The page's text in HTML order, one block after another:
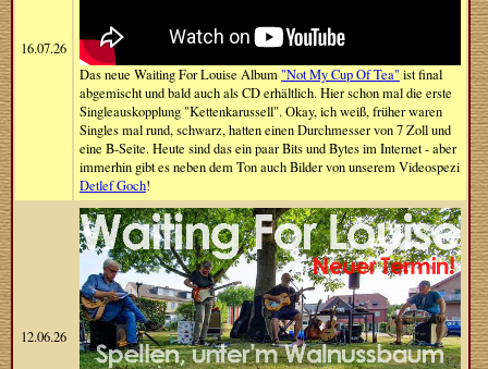
16.07.26
Das neue Waiting For Louise Album "Not My Cup Of Tea" ist final
abgemischt und bald auch als CD erhältlich. Hier schon mal die erste
Singleauskopplung "Kettenkarussell". Okay, ich weiß, früher waren
Singles mal rund, schwarz, hatten einen Durchmesser von 7 Zoll und
eine B-Seite. Heute sind das ein paar Bits und Bytes im Internet - aber
immerhin gibt es neben dem Ton auch Bilder von unserem Videospezi
Detlef Goch!
12.06.26